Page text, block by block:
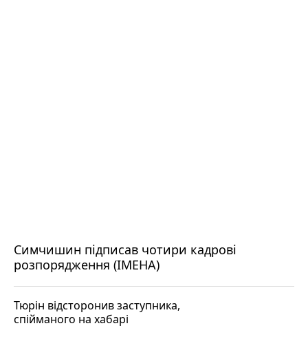
Симчишин підписав чотири кадрові
розпорядження (ІМЕНА)
Тюрін відсторонив заступника,
спійманого на хабарі